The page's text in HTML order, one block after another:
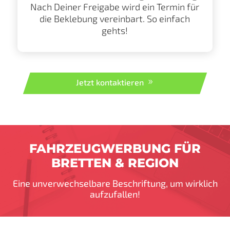
Nach Deiner Freigabe wird ein Termin für
die Beklebung vereinbart. So einfach
gehts!
Jetzt kontaktieren
FAHRZEUGWERBUNG FÜR
BRETTEN & REGION
Eine unverwechselbare Beschriftung, um wirklich
aufzufallen!